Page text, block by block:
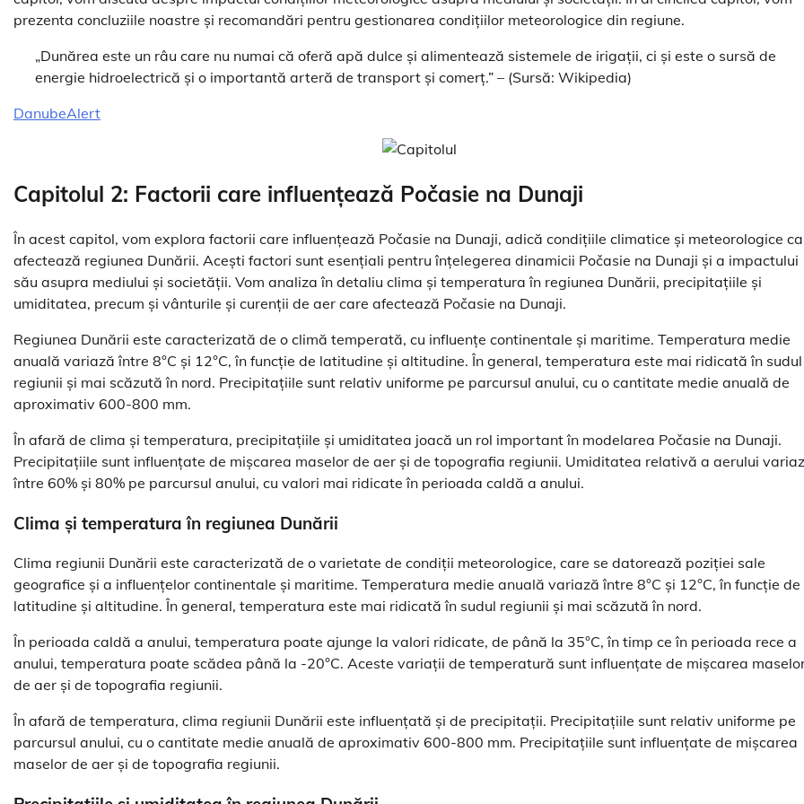
prezenta concluziile noastre și recomandări pentru gestionarea condițiilor meteorologice din regiune.
„Dunărea este un râu care nu numai că oferă apă dulce și alimentează sistemele de irigații, ci și este o sursă de
energie hidroelectrică și o importantă arteră de transport și comerț.” – (Sursă: Wikipedia)
DanubeAlert
Capitolul 2: Factorii care influențează Počasie na Dunaji
În acest capitol, vom explora factorii care influențează Počasie na Dunaji, adică condițiile climatice și meteorologice
afectează regiunea Dunării. Acești factori sunt esențiali pentru înțelegerea dinamicii Počasie na Dunaji și a impactului
său asupra mediului și societății. Vom analiza în detaliu clima și temperatura în regiunea Dunării, precipitațiile și
umiditatea, precum și vânturile și curenții de aer care afectează Počasie na Dunaji.
Regiunea Dunării este caracterizată de o climă temperată, cu influențe continentale și maritime. Temperatura medie
anuală variază între 8°C și 12°C, în funcție de latitudine și altitudine. În general, temperatura este mai ridicată în sudul
regiunii și mai scăzută în nord. Precipitațiile sunt relativ uniforme pe parcursul anului, cu o cantitate medie anuală de
aproximativ 600-800 mm.
În afară de clima și temperatura, precipitațiile și umiditatea joacă un rol important în modelarea Počasie na Dunaji.
Precipitațiile sunt influențate de mișcarea maselor de aer și de topografia regiunii. Umiditatea relativă a aerului
între 60% și 80% pe parcursul anului, cu valori mai ridicate în perioada caldă a anului.
Clima și temperatura în regiunea Dunării
Clima regiunii Dunării este caracterizată de o varietate de condiții meteorologice, care se datorează poziției sale
geografice și a influențelor continentale și maritime. Temperatura medie anuală variază între 8°C și 12°C, în funcție de
latitudine și altitudine. În general, temperatura este mai ridicată în sudul regiunii și mai scăzută în nord.
În perioada caldă a anului, temperatura poate ajunge la valori ridicate, de până la 35°C, în timp ce în perioada rece a
anului, temperatura poate scădea până la -20°C. Aceste variații de temperatură sunt influențate de mișcarea
de aer și de topografia regiunii.
În afară de temperatura, clima regiunii Dunării este influențată și de precipitații. Precipitațiile sunt relativ uniforme pe
parcursul anului, cu o cantitate medie anuală de aproximativ 600-800 mm. Precipitațiile sunt influențate de mișcarea
maselor de aer și de topografia regiunii.